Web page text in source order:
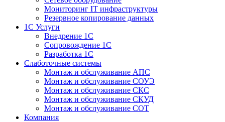
Мониторинг IT инфраструктуры
Резервное копирование данных
1С Услуги
Внедрение 1С
Сопровождение 1С
Разработка 1С
Слаботочные системы
Монтаж и обслуживание АПС
Монтаж и обслуживание СОУЭ
Монтаж и обслуживание СКС
Монтаж и обслуживание СКУД
Монтаж и обслуживание СОТ
Компания